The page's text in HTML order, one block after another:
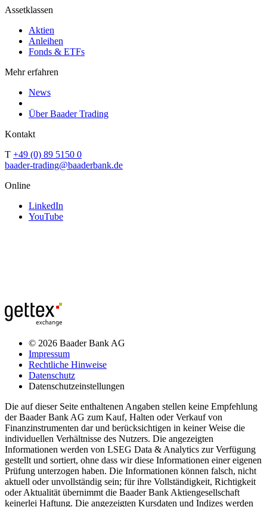
Assetklassen
Aktien
Anleihen
Fonds & ETFs
Mehr erfahren
News
Über Baader Trading
Kontakt
T +49 (0) 89 5150 0
baader-trading@baaderbank.de
Online
LinkedIn
YouTube
© 2026 Baader Bank AG
Impressum
Rechtliche Hinweise
Datenschutz
Datenschutzeinstellungen
Die auf dieser Seite enthaltenen Angaben stellen keine Empfehlung
der Baader Bank AG zum Kauf, Halten oder Verkauf von
Finanzinstrumenten dar und berücksichtigen in keiner Weise die
individuellen Verhältnisse des Nutzers. Die angezeigten
Informationen werden von LSEG Data & Analytics zur Verfügung
gestellt und sortiert, ohne dass wir diese Informationen einer eigenen
Prüfung unterzogen haben. Die Informationen können falsch, nicht
aktuell oder unvollständig sein; für ihre Vollständigkeit, Richtigkeit
oder Aktualität übernimmt die Baader Bank Aktiengesellschaft
keinerlei Haftung. Die angezeigten Kursdaten und Indizes werden